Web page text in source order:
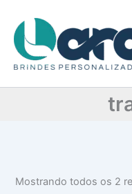
para
conteúdo
t
e
r
Mostrando todos os 2